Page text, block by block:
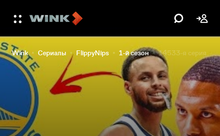
Wink Сериалы FlippyNips 1-й сезон 14533-я серия